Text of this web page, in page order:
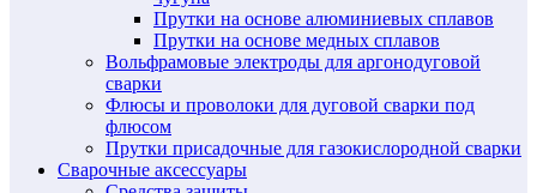
Прутки на основе алюминиевых сплавов
Прутки на основе медных сплавов
Вольфрамовые электроды для аргонодуговой
сварки
Флюсы и проволоки для дуговой сварки под
флюсом
Прутки присадочные для газокислородной сварки
Сварочные аксессуары